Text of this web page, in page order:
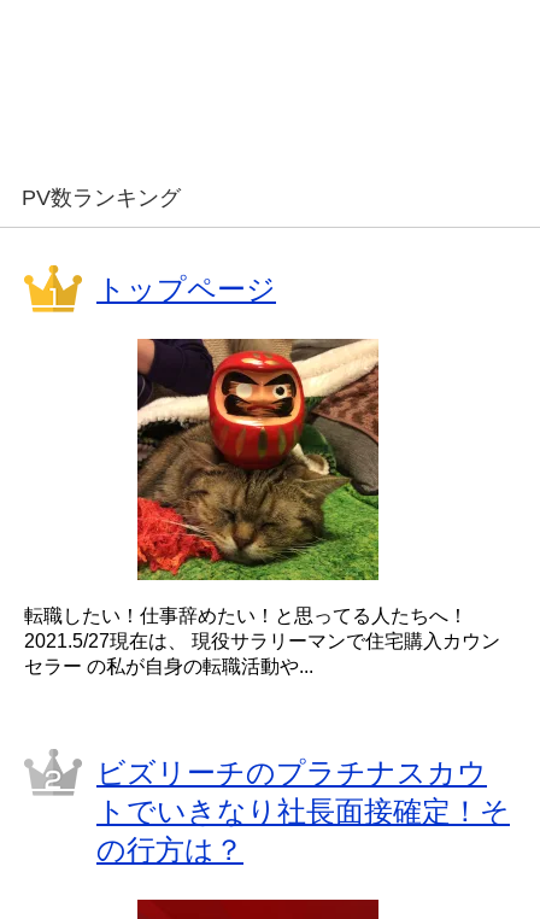
PV数ランキング
トップページ
転職したい！仕事辞めたい！と思ってる人たちへ！
2021.5/27現在は、 現役サラリーマンで住宅購入カウン
セラー の私が自身の転職活動や...
ビズリーチのプラチナスカウ
トでいきなり社長面接確定！そ
の行方は？